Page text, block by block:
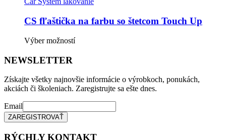
CS fľaštička na farbu so štetcom Touch Up
Výber možnostíTento
variantov.
Možnosti
môžete
vybrať
NEWSLETTER
Získajte všetky najnovšie informácie o výrobkoch, ponukách,
akciách či školeniach. Zaregistrujte sa ešte dnes.
Email
RÝCHLY KONTAKT